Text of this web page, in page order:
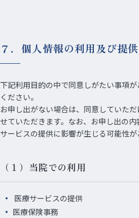
７．個人情報の利用及び提
下記利用目的の中で同意しがたい事項
ください。
お申し出がない場合は、同意していた
せていただきます。なお、お申し出の
サービスの提供に影響が生じる可能性が
（１）当院での利用
医療サービスの提供
医療保険事務